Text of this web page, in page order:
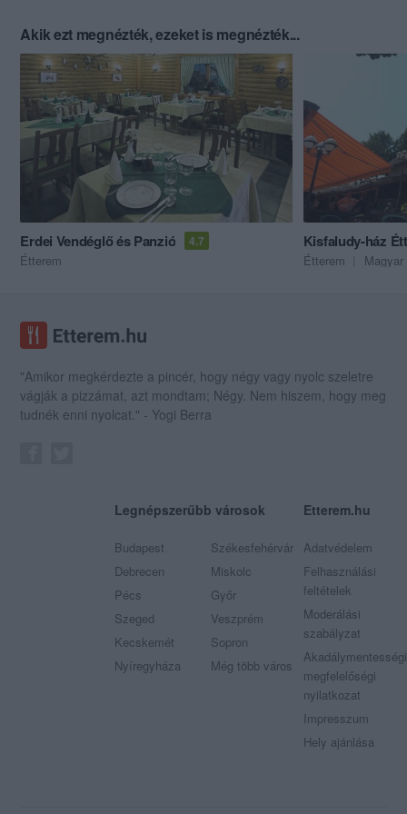
Akik ezt megnézték, ezeket is megnézték...
Erdei Vendéglő és Panzió 4.7
Étterem
Kisfaludy-ház
Étterem
"Amikor megkérdezte a pincér, hogy négy vagy nyolc szeletre
vágják a pizzámat, azt mondtam; Négy. Nem hiszem, hogy meg
tudnék enni nyolcat." - Yogi Berra
Legnépszerűbb városok
Budapest
Debrecen
Pécs
Szeged
Kecskemét
Nyíregyháza
Székesfehérvár
Miskolc
Győr
Veszprém
Sopron
Még több város
Etterem.hu
Adatvédelem
Felhasználási
feltételek
Moderálási
szabályzat
Akadálymentességi
megfelelőségi
nyilatkozat
Impresszum
Hely ajánlása